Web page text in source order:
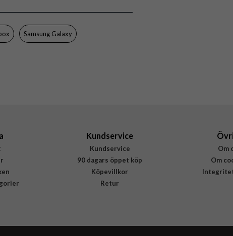
840304795420
Samsung Galaxy
Kundservice
Kundservice
90 dagars öppet köp
Köpevillkor
Retur
Om
Om